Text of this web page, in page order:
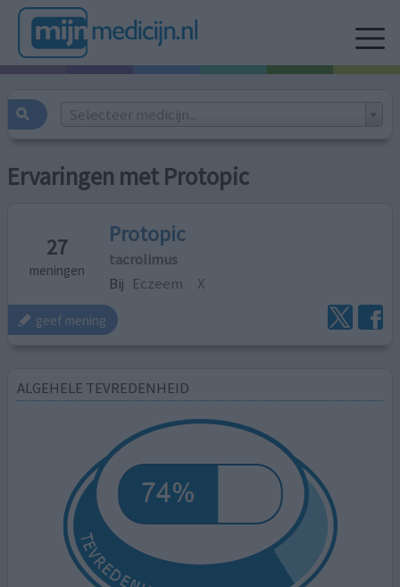
Selecteer medicijn...
Ervaringen met Protopic
27
meningen
Protopic
tacrolimus
Bij Eczeem X
geef mening
ALGEHELE TEVREDENHEID